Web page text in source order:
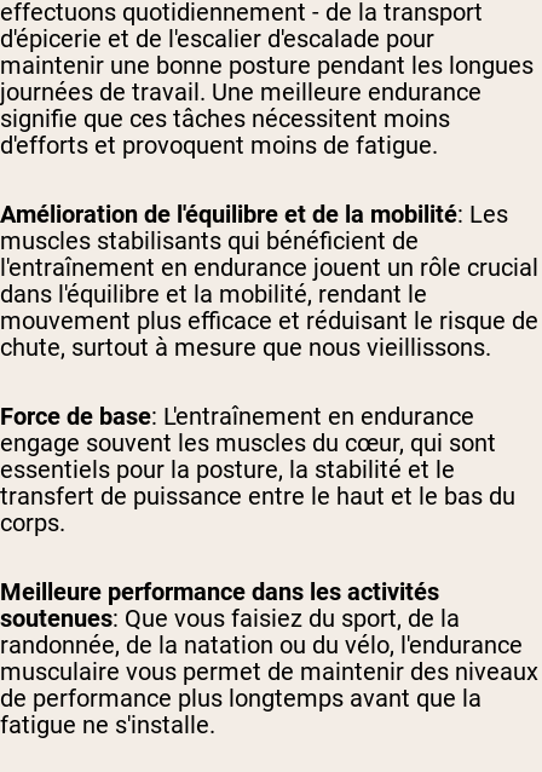
effectuons quotidiennement - de la transport
d'épicerie et de l'escalier d'escalade pour
maintenir une bonne posture pendant les longues
journées de travail. Une meilleure endurance
signifie que ces tâches nécessitent moins
d'efforts et provoquent moins de fatigue.
Amélioration de l'équilibre et de la mobilité: Les
muscles stabilisants qui bénéficient de
l'entraînement en endurance jouent un rôle crucial
dans l'équilibre et la mobilité, rendant le
mouvement plus efficace et réduisant le risque de
chute, surtout à mesure que nous vieillissons.
Force de base: L'entraînement en endurance
engage souvent les muscles du cœur, qui sont
essentiels pour la posture, la stabilité et le
transfert de puissance entre le haut et le bas du
corps.
Meilleure performance dans les activités
soutenues: Que vous faisiez du sport, de la
randonnée, de la natation ou du vélo, l'endurance
musculaire vous permet de maintenir des niveaux
de performance plus longtemps avant que la
fatigue ne s'installe.